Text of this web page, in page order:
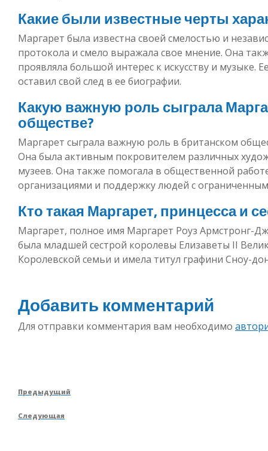
Какие были известные черты
Маргарет была известна своей смелостью и
протокола и смело выражала свое мнение. Она
проявляла большой интерес к искусству и музыке.
оставил свой след в ее биографии.
Какую важную роль сыграла
обществе?
Маргарет сыграла важную роль в британском
Она была активным покровителем различных
музеев. Она также помогала в общественной
организациями и поддержку людей с
Кто такая Маргарет, принцесса и
Маргарет, полное имя Маргарет Роуз Армстронг-
была младшей сестрой королевы Елизаветы II
Королевской семьи и имела титул графини Сноу-
Добавить комментарий
Для отправки комментария вам необходимо
Навигация
по
записям
Предыдущая
Предыдущий
Следующая
Следующая